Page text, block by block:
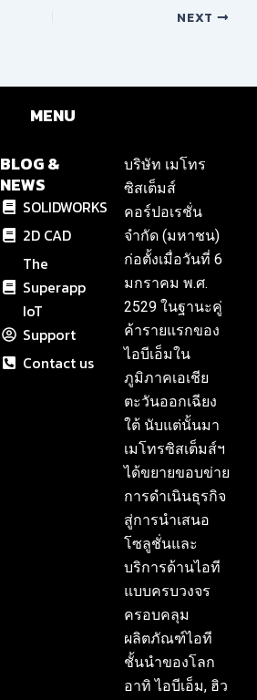
NEXT
MENU
BLOG &
NEWS
SOLIDWORKS
2D CAD
The
Superapp
IoT
Support
Contact us
บริษัท เมโทร
ซิสเต็มส์
คอร์ปอเรชั่น
จำกัด (มหาชน)
ก่อตั้งเมื่อวันที่ 6
มกราคม พ.ศ.
2529 ในฐานะคู่
ค้ารายแรกของ
ไอบีเอ็มใน
ภูมิภาคเอเชีย
ตะวันออกเฉียง
ใต้ นับแต่นั้นมา
เมโทรซิสเต็มส์ฯ
ได้ขยายขอบข่าย
การดำเนินธุรกิจ
สู่การนำเสนอ
โซลูชั่นและ
บริการด้านไอที
แบบครบวงจร
ครอบคลุม
ผลิตภัณฑ์ไอที
ชั้นนำของโลก
อาทิ ไอบีเอ็ม, ฮิว